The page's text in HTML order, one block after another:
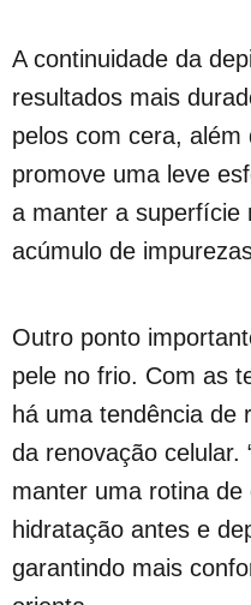
A continuidade da
resultados mais
pelos com cera,
promove uma leve
a manter a superfície
acúmulo de
Outro ponto
pele no frio. Com as
há uma tendência de
da renovação celular.
manter uma rotina de
hidratação antes e
garantindo mais